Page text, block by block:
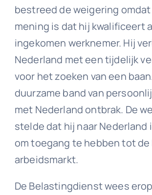
bestreed de weigering omdat
mening is dat hij kwalificeert
ingekomen werknemer. Hij
Nederland met een tijdelijk
voor het zoeken van een
duurzame band van
met Nederland ontbrak. De
stelde dat hij naar Nederland
om toegang te hebben tot de
arbeidsmarkt.
De Belastingdienst wees